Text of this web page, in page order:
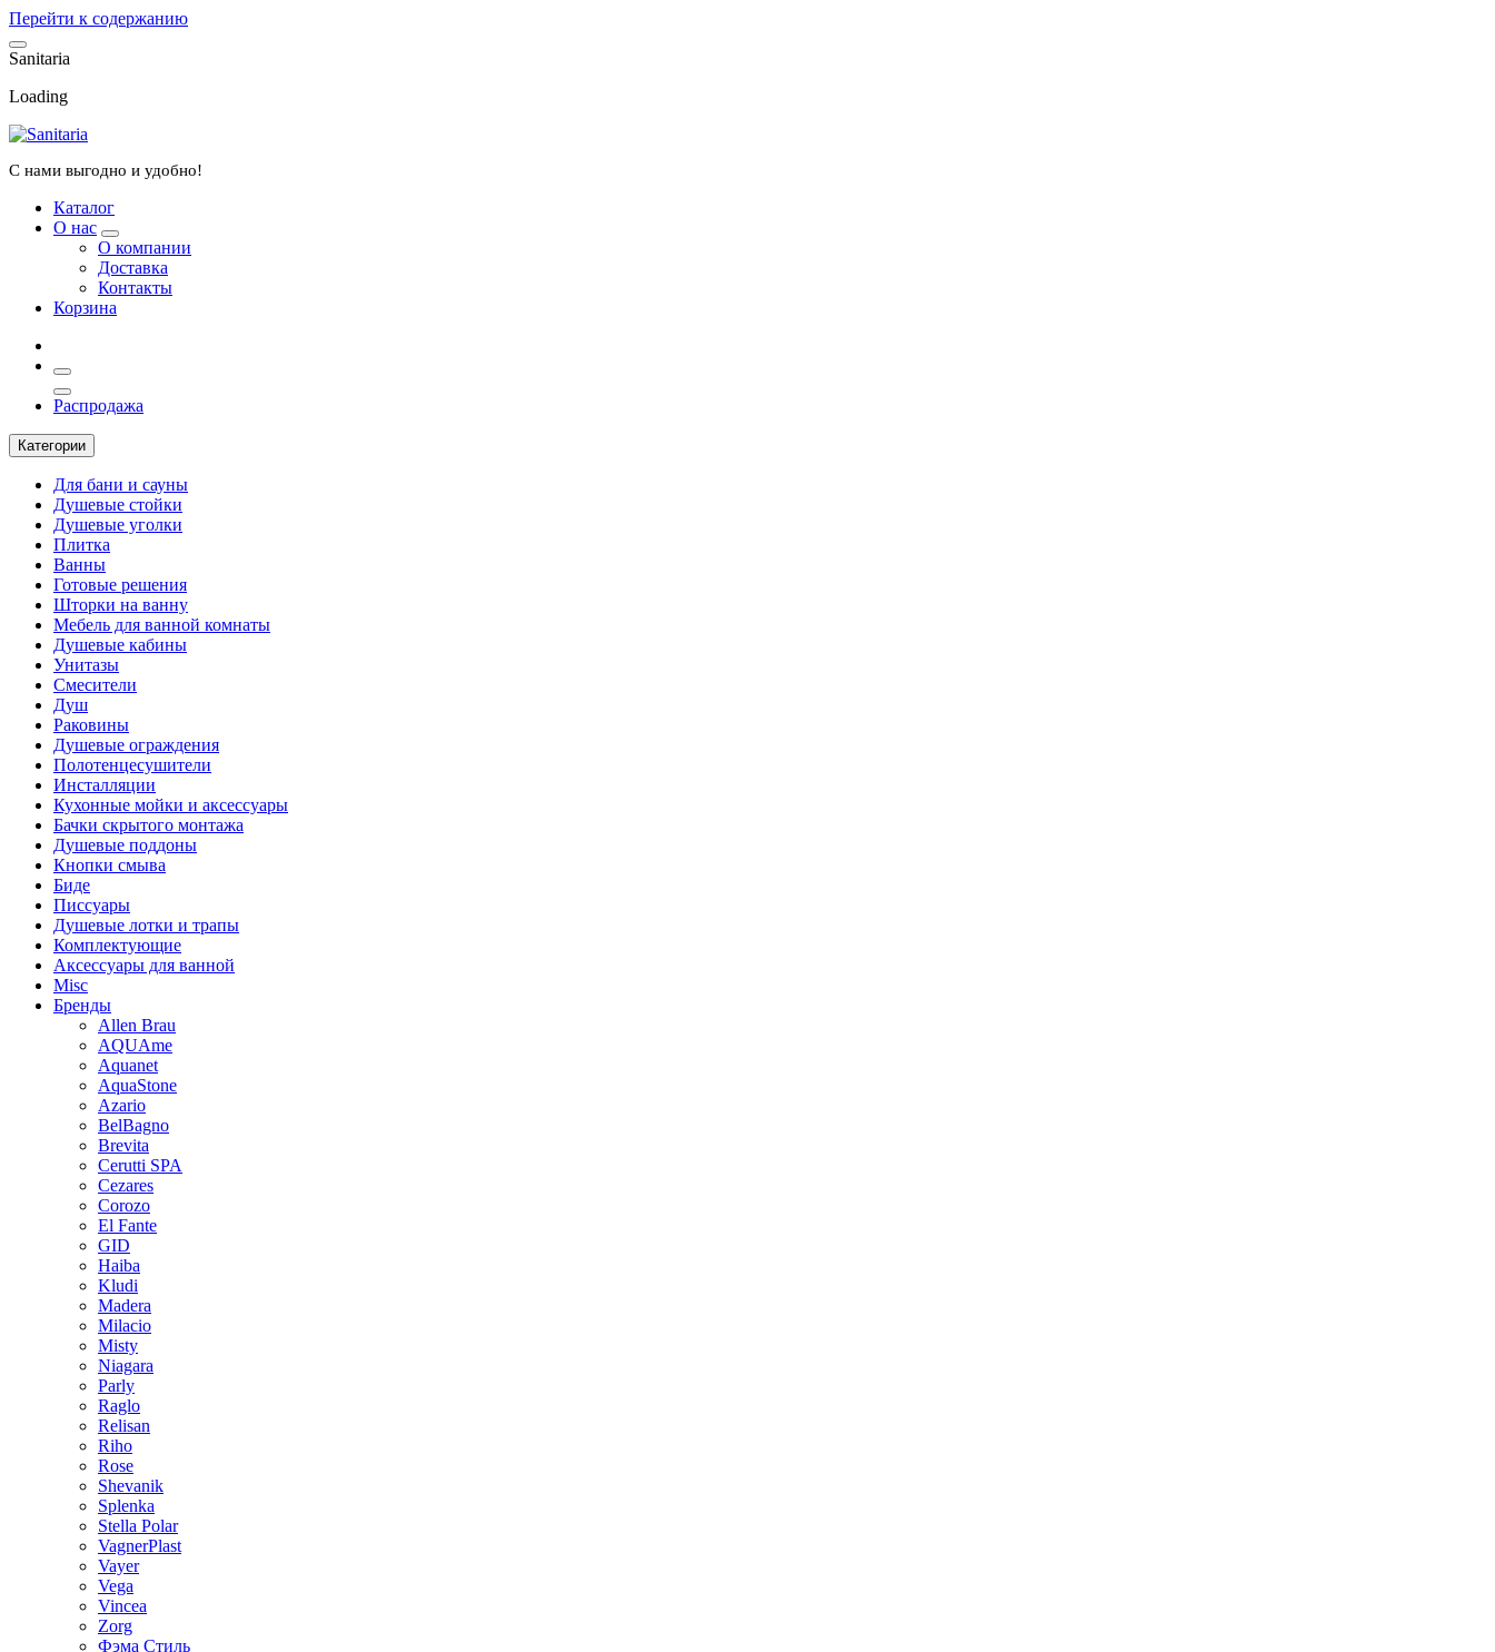
Перейти к содержанию
Sanitaria
Loading
С нами выгодно и удобно!
Каталог
О нас
О компании
Доставка
Контакты
Корзина
Распродажа
Категории
Для бани и сауны
Душевые стойки
Душевые уголки
Плитка
Ванны
Готовые решения
Шторки на ванну
Мебель для ванной комнаты
Душевые кабины
Унитазы
Смесители
Душ
Раковины
Душевые ограждения
Полотенцесушители
Инсталляции
Кухонные мойки и аксессуары
Бачки скрытого монтажа
Душевые поддоны
Кнопки смыва
Биде
Писсуары
Душевые лотки и трапы
Комплектующие
Аксессуары для ванной
Misc
Бренды
Allen Brau
AQUAme
Aquanet
AquaStone
Azario
BelBagno
Brevita
Cerutti SPA
Cezares
Corozo
El Fante
GID
Haiba
Kludi
Madera
Milacio
Misty
Niagara
Parly
Raglo
Relisan
Riho
Rose
Shevanik
Splenka
Stella Polar
VagnerPlast
Vayer
Vega
Vincea
Zorg
Фэма Стиль